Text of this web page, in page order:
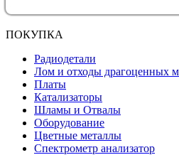
ПОКУПКА
Радиодетали
Лом и отходы драгоценных
Платы
Катализаторы
Шламы и Отвалы
Оборудование
Цветные металлы
Спектрометр анализатор